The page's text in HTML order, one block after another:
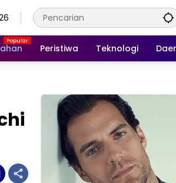
Peristiwa Teknologi